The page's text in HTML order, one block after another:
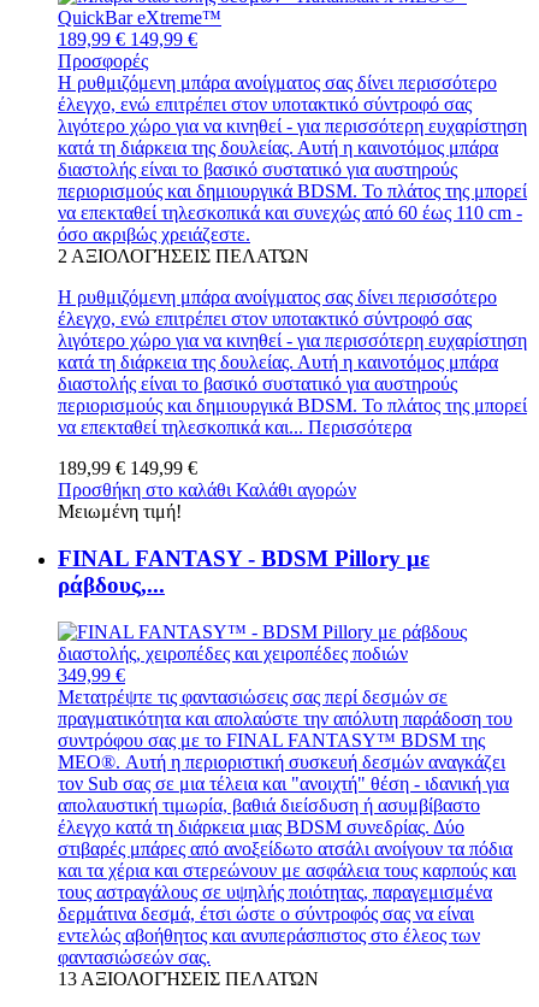
189,99 € 149,99 €
Προσφορές
Η ρυθμιζόμενη μπάρα ανοίγματος σας δίνει περισσότερο
έλεγχο, ενώ επιτρέπει στον υποτακτικό σύντροφό σας
λιγότερο χώρο για να κινηθεί - για περισσότερη ευχαρίστηση
κατά τη διάρκεια της δουλείας. Αυτή η καινοτόμος μπάρα
διαστολής είναι το βασικό συστατικό για αυστηρούς
περιορισμούς και δημιουργικά BDSM. Το πλάτος της μπορεί
να επεκταθεί τηλεσκοπικά και συνεχώς από 60 έως 110 cm -
όσο ακριβώς χρειάζεστε.
2 ΑΞΙΟΛΟΓΉΣΕΙΣ ΠΕΛΑΤΏΝ
Η ρυθμιζόμενη μπάρα ανοίγματος σας δίνει περισσότερο
έλεγχο, ενώ επιτρέπει στον υποτακτικό σύντροφό σας
λιγότερο χώρο για να κινηθεί - για περισσότερη ευχαρίστηση
κατά τη διάρκεια της δουλείας. Αυτή η καινοτόμος μπάρα
διαστολής είναι το βασικό συστατικό για αυστηρούς
περιορισμούς και δημιουργικά BDSM. Το πλάτος της μπορεί
να επεκταθεί τηλεσκοπικά και... Περισσότερα
189,99 € 149,99 €
Προσθήκη στο καλάθι Καλάθι αγορών
Μειωμένη τιμή!
FINAL FANTASY - BDSM Pillory με
ράβδους,...
349,99 €
Μετατρέψτε τις φαντασιώσεις σας περί δεσμών σε
πραγματικότητα και απολαύστε την απόλυτη παράδοση του
συντρόφου σας με το FINAL FANTASY™ BDSM της
MEO®. Αυτή η περιοριστική συσκευή δεσμών αναγκάζει
τον Sub σας σε μια τέλεια και "ανοιχτή" θέση - ιδανική για
απολαυστική τιμωρία, βαθιά διείσδυση ή ασυμβίβαστο
έλεγχο κατά τη διάρκεια μιας BDSM συνεδρίας. Δύο
στιβαρές μπάρες από ανοξείδωτο ατσάλι ανοίγουν τα πόδια
και τα χέρια και στερεώνουν με ασφάλεια τους καρπούς και
τους αστραγάλους σε υψηλής ποιότητας, παραγεμισμένα
δερμάτινα δεσμά, έτσι ώστε ο σύντροφός σας να είναι
εντελώς αβοήθητος και ανυπεράσπιστος στο έλεος των
φαντασιώσεών σας.
13 ΑΞΙΟΛΟΓΉΣΕΙΣ ΠΕΛΑΤΏΝ